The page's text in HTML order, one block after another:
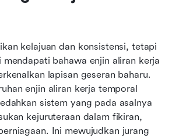
kelajuan dan konsistensi, tetapi
mendapati bahawa enjin aliran kerja
lapisan geseran baharu.
enjin aliran kerja temporal
sistem yang pada asalnya
kejuruteraan dalam fikiran,
Ini mewujudkan jurang